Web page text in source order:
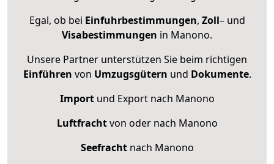
Egal, ob bei Einfuhrbestimmungen, Zoll– und
Visabestimmungen in Manono.
Unsere Partner unterstützen Sie beim richtigen
Einführen von Umzugsgütern und Dokumente.
Importund Export nach Manono
Luftfrachtvon oder nach Manono
Seefrachtnach Manono